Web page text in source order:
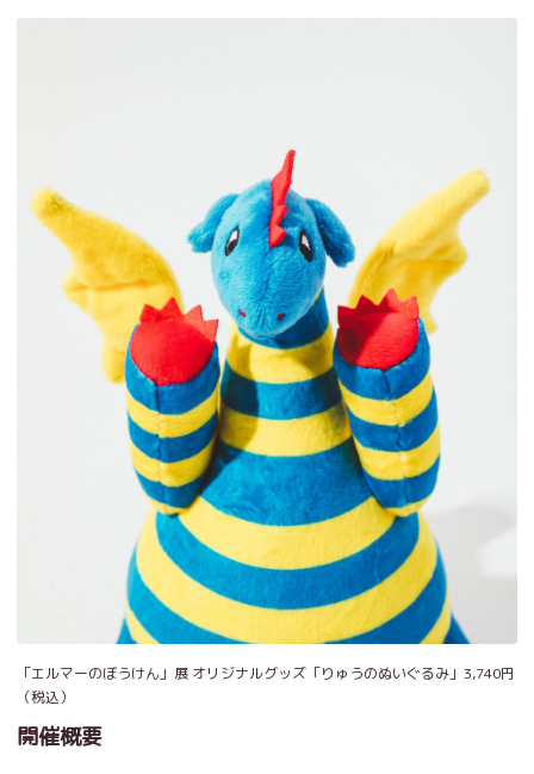
「エルマーのぼうけん」展 オリジナルグッズ「りゅうのぬいぐるみ」3,740円
（税込）
開催概要